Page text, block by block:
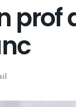
prof